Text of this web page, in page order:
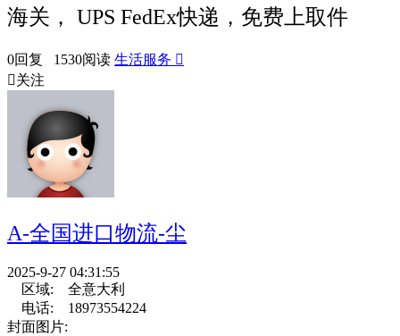
海关， UPS FedEx快递，免费上取件
0回复 1530阅读 生活服务 
关注
A-全国进口物流-尘
2025-9-27 04:31:55
区域:
全意大利
电话:
18973554224
封面图片: